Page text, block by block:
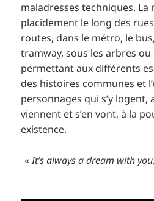
maladresses techniques.
placidement le long des
routes, dans le métro, le
tramway, sous les arbres
permettant aux différents
des histoires communes et
personnages qui s’y logent,
viennent et s’en vont, à la
existence.
«It’s always a dream with